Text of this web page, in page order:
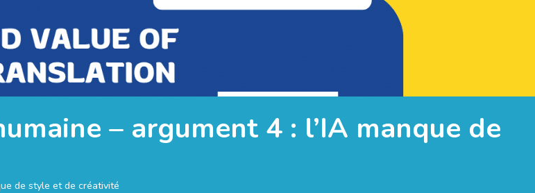
– argument 4 : l’IA manque de
de style et de créativité